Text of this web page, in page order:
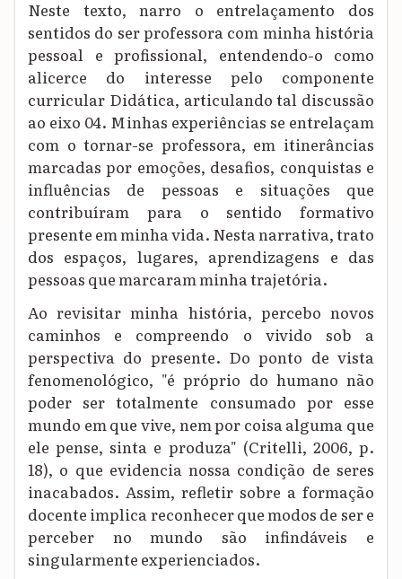
Neste texto, narro o entrelaçamento dos
sentidos do ser professora com minha história
pessoal e profissional, entendendo-o como
alicerce do interesse pelo componente
curricular Didática, articulando tal discussão
ao eixo 04. Minhas experiências se entrelaçam
com o tornar-se professora, em itinerâncias
marcadas por emoções, desafios, conquistas e
influências de pessoas e situações que
contribuíram para o sentido formativo
presente em minha vida. Nesta narrativa, trato
dos espaços, lugares, aprendizagens e das
pessoas que marcaram minha trajetória.
Ao revisitar minha história, percebo novos
caminhos e compreendo o vivido sob a
perspectiva do presente. Do ponto de vista
fenomenológico, "é próprio do humano não
poder ser totalmente consumado por esse
mundo em que vive, nem por coisa alguma que
ele pense, sinta e produza" (Critelli, 2006, p.
18), o que evidencia nossa condição de seres
inacabados. Assim, refletir sobre a formação
docente implica reconhecer que modos de ser e
perceber no mundo são infindáveis e
singularmente experienciados.